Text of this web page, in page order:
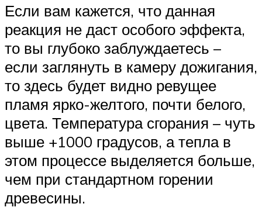
Если вам кажется, что данная
реакция не даст особого эффекта,
то вы глубоко заблуждаетесь –
если заглянуть в камеру дожигания,
то здесь будет видно ревущее
пламя ярко-желтого, почти белого,
цвета. Температура сгорания – чуть
выше +1000 градусов, а тепла в
этом процессе выделяется больше,
чем при стандартном горении
древесины.